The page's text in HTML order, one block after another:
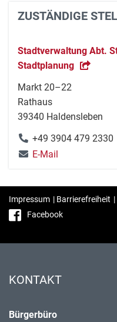
ZUSTÄNDIGE
Stadtverwaltung Abt.
Stadtplanung
Markt 20–22
Rathaus
39340 Haldensleben
+49 3904 479 2330
E-Mail
Impressum | Barrierefreiheit |
Facebook
KONTAKT
Bürgerbüro